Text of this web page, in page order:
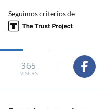
Seguimos criterios de
365
visitas